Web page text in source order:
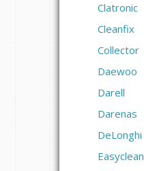
Clatronic
Cleanfix
Collector
Daewoo
Darell
Darenas
DeLonghi
Easyclean